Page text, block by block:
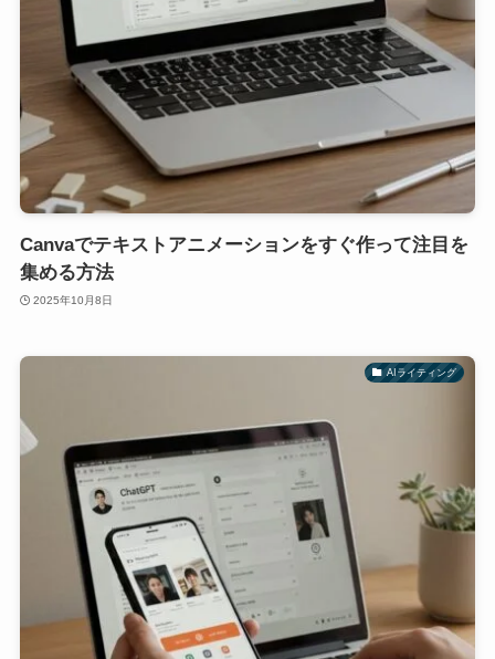
Canvaでテキストアニメーションをすぐ作って注目を
集める方法
2025年10月8日
AIライティング